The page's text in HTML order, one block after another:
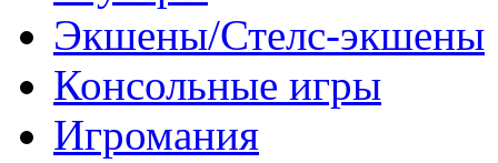
Экшены/Стелс-экшены
Консольные игры
Игромания